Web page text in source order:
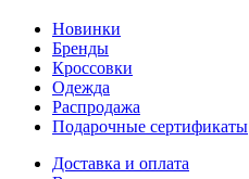
Новинки
Бренды
Кроссовки
Одежда
Распродажа
Подарочные сертификаты
Доставка и оплата